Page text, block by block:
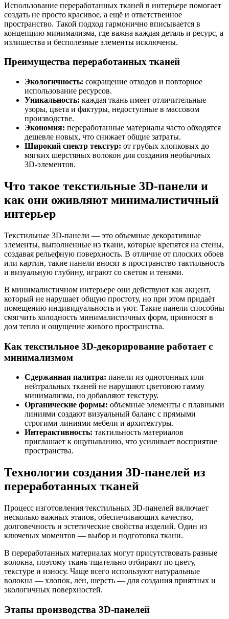
Использование переработанных тканей в интерьере помогает
создать не просто красивое, а ещё и ответственное
пространство. Такой подход гармонично вписывается в
концепцию минимализма, где важна каждая деталь и ресурс, а
излишества и бесполезные элементы исключены.
Преимущества переработанных тканей
Экологичность: сокращение отходов и повторное
использование ресурсов.
Уникальность: каждая ткань имеет отличительные
узоры, цвета и фактуры, недоступные в массовом
производстве.
Экономия: переработанные материалы часто обходятся
дешевле новых, что снижает общие затраты.
Широкий спектр текстур: от грубых хлопковых до
мягких шерстяных волокон для создания необычных
3D-элементов.
Что такое текстильные 3D-панели и
как они оживляют минималистичный
интерьер
Текстильные 3D-панели — это объемные декоративные
элементы, выполненные из ткани, которые крепятся на стены,
создавая рельефную поверхность. В отличие от плоских обоев
или картин, такие панели вносят в пространство тактильность
и визуальную глубину, играют со светом и тенями.
В минималистичном интерьере они действуют как акцент,
который не нарушает общую простоту, но при этом придаёт
помещению индивидуальность и уют. Такие панели способны
смягчить холодность минималистичных форм, привносят в
дом тепло и ощущение живого пространства.
Как текстильное 3D-декорирование работает с
минимализмом
Сдержанная палитра: панели из однотонных или
нейтральных тканей не нарушают цветовою гамму
минимализма, но добавляют текстуру.
Органические формы: объемные элементы с плавными
линиями создают визуальный баланс с прямыми
строгими линиями мебели и архитектуры.
Интерактивность: тактильность материалов
приглашает к ощупыванию, что усиливает восприятие
пространства.
Технологии создания 3D-панелей из
переработанных тканей
Процесс изготовления текстильных 3D-панелей включает
несколько важных этапов, обеспечивающих качество,
долговечность и эстетические свойства изделий. Один из
ключевых моментов — выбор и подготовка ткани.
В переработанных материалах могут присутствовать разные
волокна, поэтому ткань тщательно отбирают по цвету,
текстуре и износу. Чаще всего используют натуральные
волокна — хлопок, лен, шерсть — для создания приятных и
экологичных поверхностей.
Этапы производства 3D-панелей